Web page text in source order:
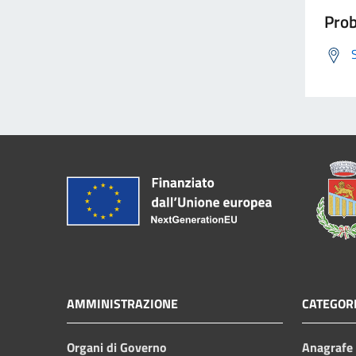
AMMINISTRAZIONE
Organi di Governo